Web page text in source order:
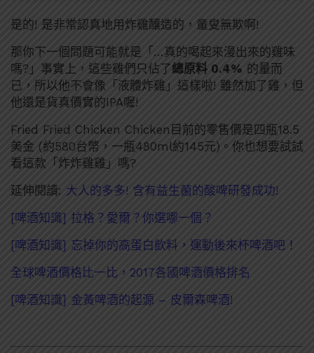
是的! 是非常認真地用炸雞釀造的，童叟無欺啊!
那你下一個問題可能就是「…真的喝起來漫出來的雞味
嗎?」事實上，這些雞們只佔了總原料 0.4% 的量而
已，所以他不會像「液體炸雞」這樣啦! 雖然加了雞，但
他還是貨真價實的IPA喔!
Fried Fried Chicken Chicken目前的零售價是四瓶18.5
美金 (約580台幣，一瓶480ml約145元)。你也想要試試
看這款「炸炸雞雞」嗎?
延伸閱讀: 大人的多多! 含有益生菌的酸啤研發成功!
[啤酒知識] 拉格？愛爾？你選哪一個？
[啤酒知識] 忘掉你的高蛋白飲料，運動後來杯啤酒吧！
全球啤酒價格比一比，2017各國啤酒價格排名
[啤酒知識] 金黃啤酒的起源 – 皮爾森啤酒!